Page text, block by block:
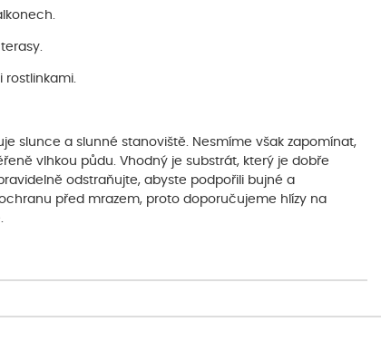
rostlinkami.
slunce a slunné stanoviště. Nesmíme však zapomínat,
vlhkou půdu. Vhodný je substrát, který je dobře
odstraňujte, abyste podpořili bujné a
před mrazem, proto doporučujeme hlízy na